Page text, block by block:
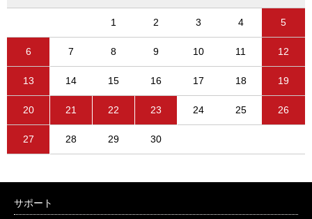
1 2 3 4 5
6 7 8 9 10 11 12
13 14 15 16 17 18 19
20 21 22 23 24 25 26
27 28 29 30
サポート